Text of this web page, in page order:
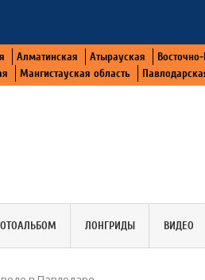
Алматинская Атырауская
Мангистауская область
ЛОНГРИДЫ ВИДЕО